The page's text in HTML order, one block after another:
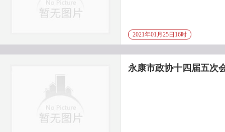
2021年01月25日16时
永康市政协十四届五次